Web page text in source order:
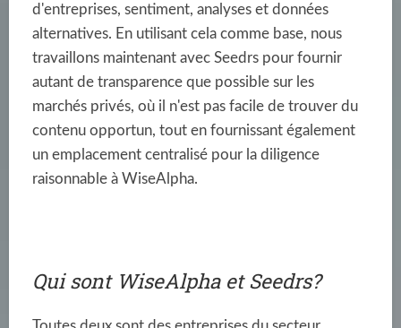
d'entreprises, sentiment, analyses et données
alternatives. En utilisant cela comme base, nous
travaillons maintenant avec Seedrs pour fournir
autant de transparence que possible sur les
marchés privés, où il n'est pas facile de trouver du
contenu opportun, tout en fournissant également
un emplacement centralisé pour la diligence
raisonnable à WiseAlpha.
Qui sont WiseAlpha et Seedrs?